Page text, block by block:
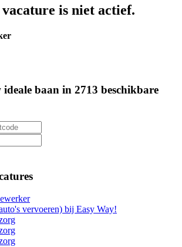
vacature is niet actief.
baan in 2713 beschikbare
vervoeren) bij Easy Way!